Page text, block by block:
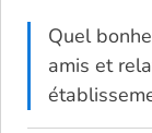
Quel
amis et